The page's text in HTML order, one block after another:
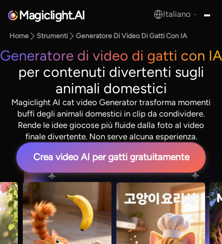
Magiclight.AI Italiano
Home Strumenti Generatore Di Video Di Gatti Con IA
Generatore di video di gatti con IA
per contenuti divertenti sugli
animali domestici
Magiclight AI cat video Generator trasforma momenti
buffi degli animali domestici in clip da condividere.
Rende le idee giocose più fluide dalla foto al video
finale divertente. Non serve alcuna esperienza.
Crea video AI per gatti gratuitamente